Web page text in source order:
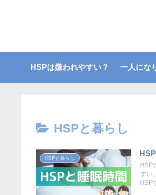
HSPは嫌われやすい？ 一人にな
HSPと暮らし
HSPと暮らし
HSP
すい
HSP